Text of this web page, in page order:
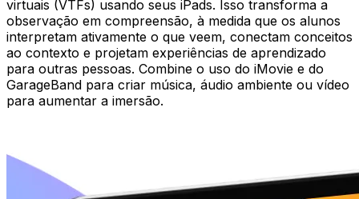
virtuais (VTFs) usando seus iPads. Isso transforma a
observação em compreensão, à medida que os alunos
interpretam ativamente o que veem, conectam conceitos
ao contexto e projetam experiências de aprendizado
para outras pessoas. Combine o uso do iMovie e do
GarageBand para criar música, áudio ambiente ou vídeo
para aumentar a imersão.